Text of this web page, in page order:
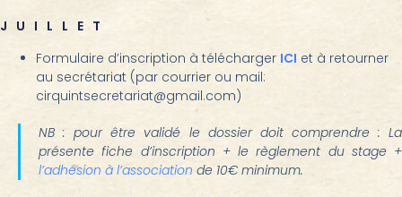
JUILLET
Formulaire d’inscription à télécharger ICI et à retourner
au secrétariat (par courrier ou mail:
cirquintsecretariat@gmail.com)
NB : pour être validé le dossier doit comprendre : La
présente fiche d’inscription + le règlement du stage +
l’adhésion à l’association de 10€ minimum.